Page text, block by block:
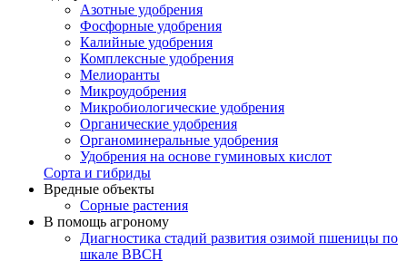
Азотные удобрения
Фосфорные удобрения
Калийные удобрения
Комплексные удобрения
Мелиоранты
Микроудобрения
Микробиологические удобрения
Органические удобрения
Органоминеральные удобрения
Удобрения на основе гуминовых кислот
Сорта и гибриды
Вредные объекты
Сорные растения
В помощь агроному
Диагностика стадий развития озимой пшеницы по
шкале ВВСН